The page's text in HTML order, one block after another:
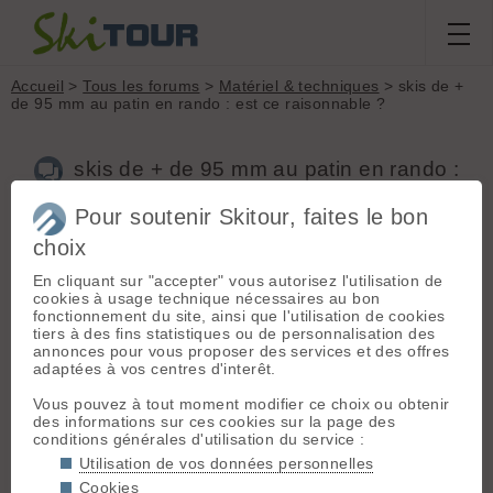
Accueil >Tous les forums > Matériel & techniques > skis de +
de 95 mm au patin en rando : est ce raisonnable ?
skis de + de 95 mm au patin en rando :
Aller à la page :Précédente 1
Nouveau sujet Voir tous les sujets Chercher Archives
sonicronan [40posts] - Le 19/03/2022 12:46
Hello,
Ca fait 5 ans que je possède desK2 Coombacken 104 et je
t'avoue que si je devais changer, je reprendrai des skis larges
100 voire 110. Je pratique régulièrement (environ 30 sorties
par an) et je trouve que c'est hyper tolérant, à l'aise en toute
neige et un régal en neige poudreuse. A la montée,
Pour soutenir Skitour, faites le bon
choix
En cliquant sur "accepter" vous autorisez l'utilisation de
cookies à usage technique nécessaires au bon
fonctionnement du site, ainsi que l'utilisation de cookies
tiers à des fins statistiques ou de personnalisation des
annonces pour vous proposer des services et des offres
adaptées à vos centres d'interêt.
Vous pouvez à tout moment modifier ce choix ou obtenir
des informations sur ces cookies sur la page des
conditions générales d'utilisation du service :
Utilisation de vos données personnelles
Cookies